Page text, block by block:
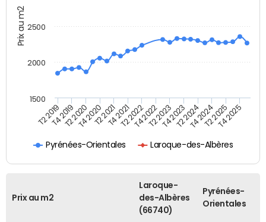
Prix au m2
Pyrénées-Orientales Laroque-des-Albères
T2 2019T4 2019T2 2020T4 2020T2 2021T4 2021T2 2022T4 2022T2 2023T4 2023T2 2024T4 2024T2 2025T4 2025
1500
2000
2500
Prix au m2
Laroque-
des-Albères
(66740)
Pyrénées-
Orientales